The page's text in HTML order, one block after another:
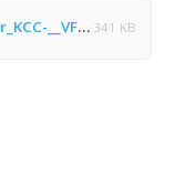
POLLUTION_A_TSHAMUNDENDA_par_KCC-__VF.pdf 341 KB